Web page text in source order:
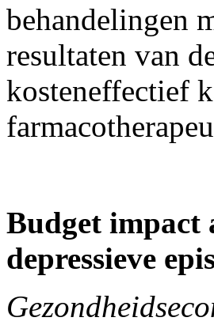
behandelingen
resultaten van
kosteneffectief
Budget impact
depressieve